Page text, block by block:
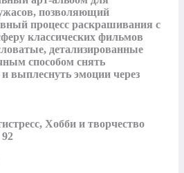
позволяющий
процесс раскрашивания с
классических фильмов
детализированные
способом снять
выплеснуть эмоции через
Хобби и творчество